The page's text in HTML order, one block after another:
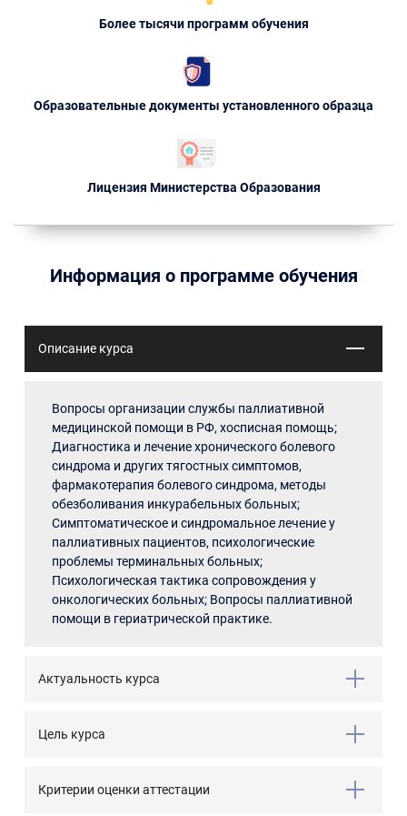
Более тысячи программ обучения
Образовательные документы установленного образца
Лицензия Министерства Образования
Информация о программе обучения
Описание курса
Вопросы организации службы паллиативной
медицинской помощи в РФ, хосписная помощь;
Диагностика и лечение хронического болевого
синдрома и других тягостных симптомов,
фармакотерапия болевого синдрома, методы
обезболивания инкурабельных больных;
Симптоматическое и синдромальное лечение у
паллиативных пациентов, психологические
проблемы терминальных больных;
Психологическая тактика сопровождения у
онкологических больных; Вопросы паллиативной
помощи в гериатрической практике.
Актуальность курса
Цель курса
Критерии оценки аттестации